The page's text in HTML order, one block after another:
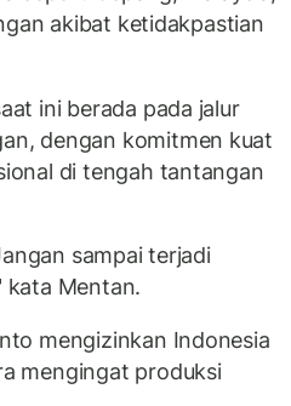
akibat ketidakpastian
ini berada pada jalur
dengan komitmen kuat
di tengah tantangan
sampai terjadi
kata Mentan.
mengizinkan Indonesia
mengingat produksi